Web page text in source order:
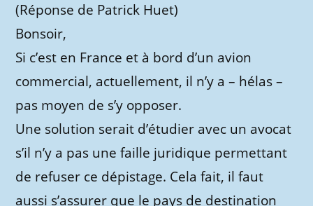
(Réponse de Patrick Huet)
Bonsoir,
Si c’est en France et à bord d’un avion
commercial, actuellement, il n’y a – hélas –
pas moyen de s’y opposer.
Une solution serait d’étudier avec un avocat
s’il n’y a pas une faille juridique permettant
de refuser ce dépistage. Cela fait, il faut
aussi s’assurer que le pays de destination